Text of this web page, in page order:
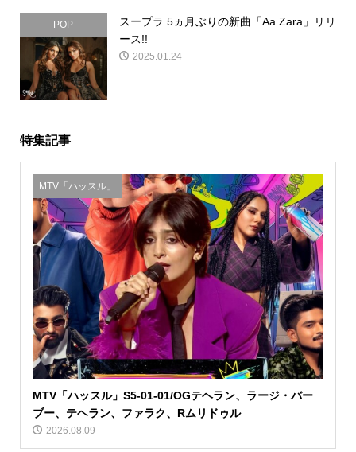
POP
スープラ 5ヵ月ぶりの新曲「Aa Zara」リリ
ース!!
2025.01.24
特集記事
MTV「ハッスル」
MTV「ハッスル」S5-01-01/OGテヘラン、ラージ・バー
ブー、テヘラン、ファラク、Rムリドゥル
2026.08.09